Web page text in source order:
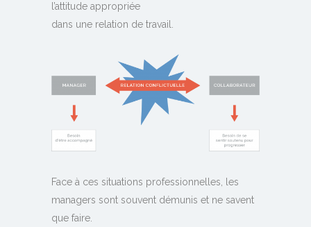
l’attitude appropriée
dans une relation de travail.
Face à ces situations professionnelles, les
managers sont souvent démunis et ne savent
que faire.